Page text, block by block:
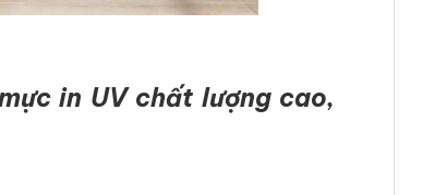
in UV chất lượng cao,